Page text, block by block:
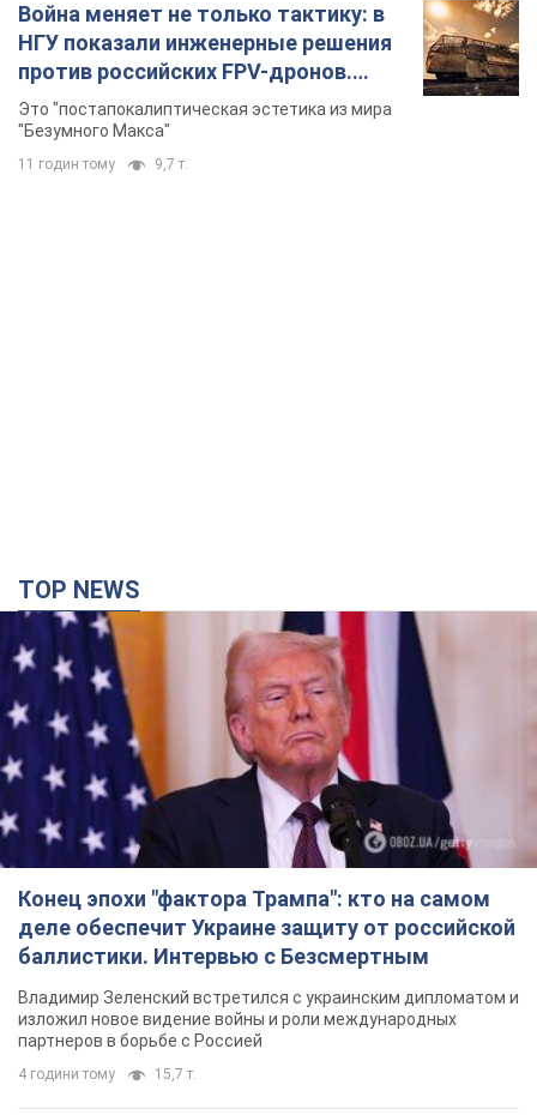
Война меняет не только тактику: в
НГУ показали инженерные решения
против российских FPV-дронов.
Фото
Это "постапокалиптическая эстетика из мира
"Безумного Макса"
11 годин тому 9,7 т.
TOP NEWS
Конец эпохи "фактора Трампа": кто на самом
деле обеспечит Украине защиту от российской
баллистики. Интервью с Безсмертным
Владимир Зеленский встретился с украинским дипломатом и
изложил новое видение войны и роли международных
партнеров в борьбе с Россией
4 години тому 15,7 т.